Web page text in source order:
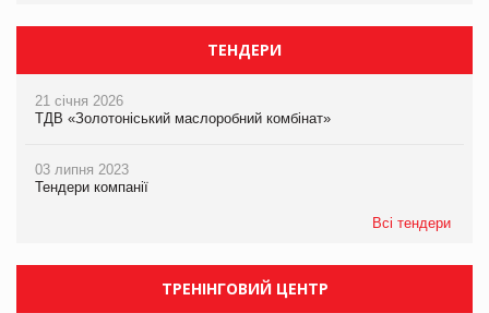
ТЕНДЕРИ
21 січня 2026
ТДВ «Золотоніський маслоробний комбінат»
03 липня 2023
Тендери компанії
Всі тендери
ТРЕНІНГОВИЙ ЦЕНТР